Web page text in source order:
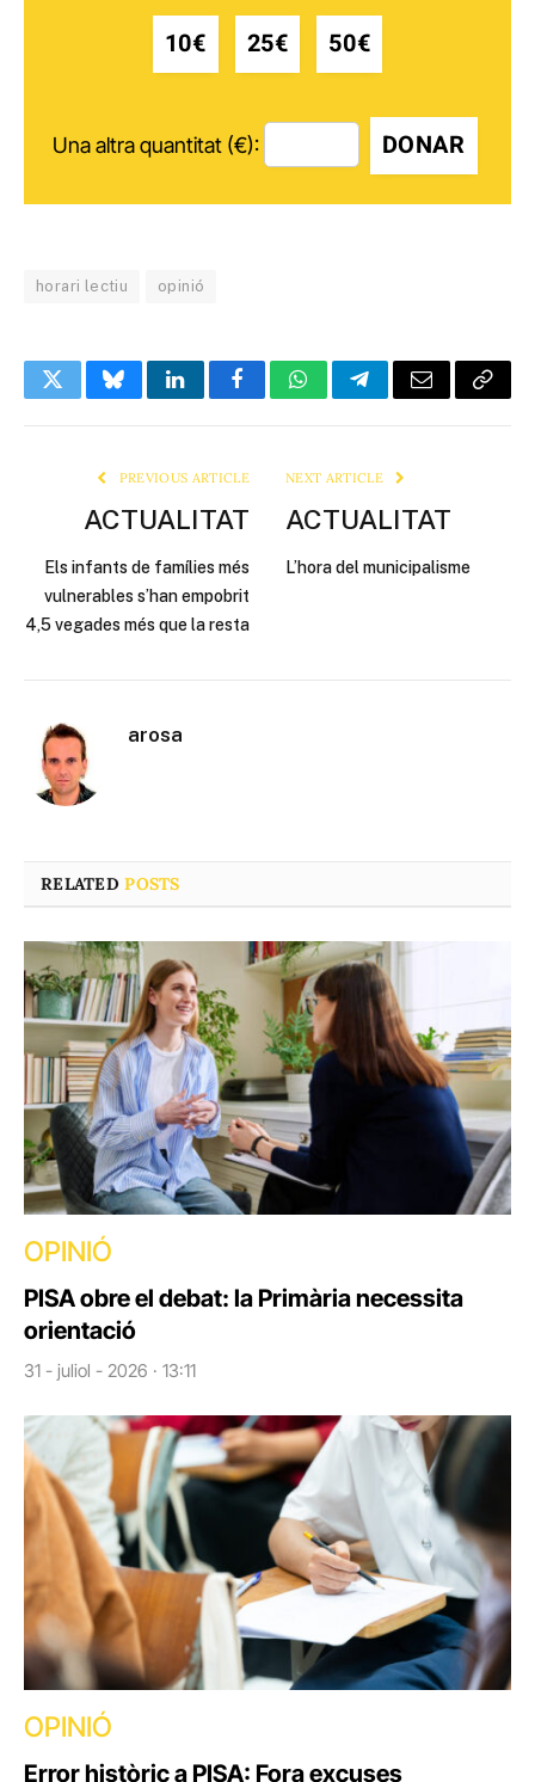
10€ 25€ 50€
Una altra quantitat (€): DONAR
horari lectiu opinió
TwitterBlueskyLinkedInFacebookWhatsAppTelegramEmail Copy
PREVIOUS ARTICLE
ACTUALITAT
Els infants de famílies més
vulnerables s’han empobrit
4,5 vegades més que la resta
NEXT ARTICLE
ACTUALITAT
L’hora del municipalisme
arosa
RELATEDPOSTS
OPINIÓ
PISA obre el debat: la Primària necessita
orientació
31 - juliol - 2026 · 13:11
OPINIÓ
Error històric a PISA: Fora excuses